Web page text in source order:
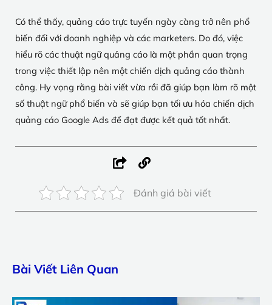
Có thể thấy, quảng cáo trực tuyến ngày càng trở nên phổ
biến đối với doanh nghiệp và các marketers. Do đó, việc
hiểu rõ các thuật ngữ quảng cáo là một phần quan trọng
trong việc thiết lập nên một chiến dịch quảng cáo thành
công. Hy vọng rằng bài viết vừa rồi đã giúp bạn làm rõ một
số thuật ngữ phổ biến và sẽ giúp bạn tối ưu hóa chiến dịch
quảng cáo Google Ads để đạt được kết quả tốt nhất.
Đánh giá bài viết
Bài Viết Liên Quan